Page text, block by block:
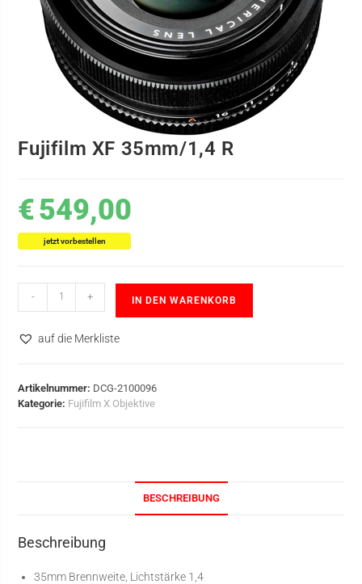
Fujifilm XF 35mm/1,4 R
€549,00
jetzt vorbestellen
- + IN DEN WARENKORB
auf die Merkliste
Artikelnummer: DCG-2100096
Kategorie: Fujifilm X Objektive
BESCHREIBUNG
Beschreibung
35mm Brennweite, Lichtstärke 1,4